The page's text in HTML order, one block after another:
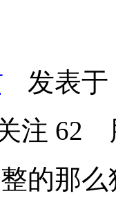
发表于
注 62
的那